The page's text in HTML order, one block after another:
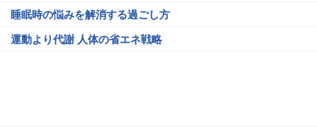
睡眠時の悩みを解消する過ごし方
運動より代謝 人体の省エネ戦略